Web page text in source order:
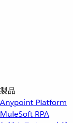
製品
Anypoint Platform
MuleSoft RPA